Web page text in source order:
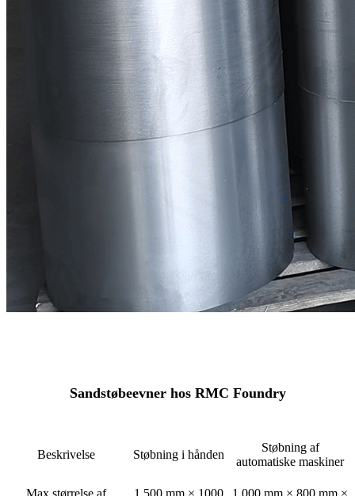
Sandstøbeevner hos RMC Foundry
Beskrivelse Støbning i hånden
Støbning af
automatiske maskiner